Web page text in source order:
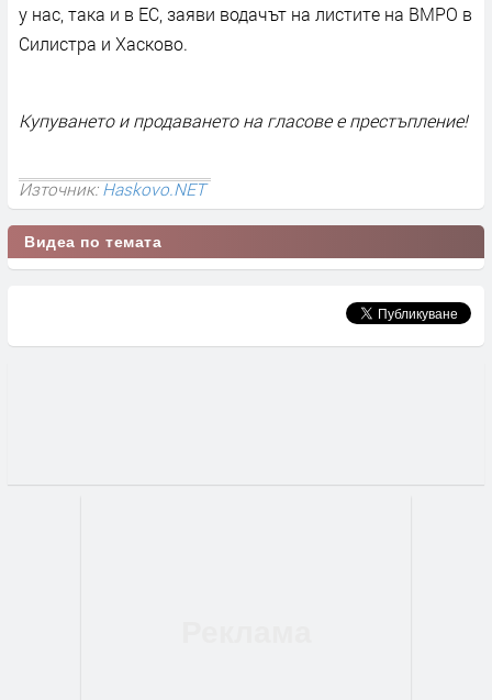
у нас, така и в ЕС, заяви водачът на листите на ВМРО в
Силистра и Хасково.
Купуването и продаването на гласове е престъпление!
Източник:Haskovo.NET
Видеа по темата